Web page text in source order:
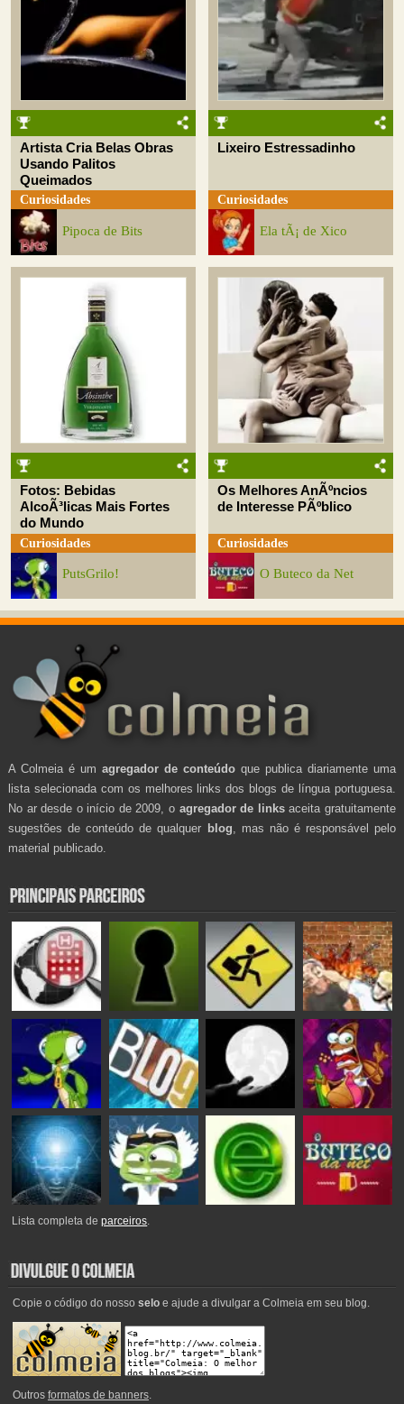
Artista Cria Belas Obras
Usando Palitos
Queimados
Curiosidades
Pipoca de Bits
Lixeiro Estressadinho
Curiosidades
Ela tÃ¡ de Xico
Fotos: Bebidas
AlcoÃ³licas Mais Fortes
do Mundo
Curiosidades
PutsGrilo!
Os Melhores AnÃºncios
de Interesse PÃºblico
Curiosidades
O Buteco da Net
A Colmeia é um agregador de conteúdo que publica diariamente uma
lista selecionada com os melhores links dos blogs de língua portuguesa.
No ar desde o início de 2009, o agregador de linksaceita gratuitamente
sugestões de conteúdo de qualquer blog , mas não é responsável pelo
material publicado.
Lista completa deparceiros.
Copie o código do nosso seloe ajude a divulgar a Colmeia em seu blog.
Outros formatos de banners.